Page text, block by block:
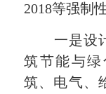
2018等强制
一是设
筑节能与
筑、电气、